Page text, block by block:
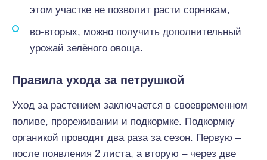
этом участке не позволит расти сорнякам,
во-вторых, можно получить дополнительный
урожай зелёного овоща.
Правила ухода за петрушкой
Уход за растением заключается в своевременном
поливе, прореживании и подкормке. Подкормку
органикой проводят два раза за сезон. Первую –
после появления 2 листа, а вторую – через две